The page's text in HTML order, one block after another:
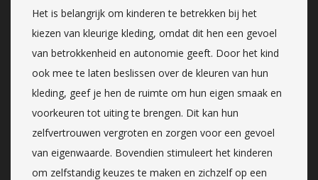
Het is belangrijk om kinderen te betrekken bij het
kiezen van kleurige kleding, omdat dit hen een gevoel
van betrokkenheid en autonomie geeft. Door het kind
ook mee te laten beslissen over de kleuren van hun
kleding, geef je hen de ruimte om hun eigen smaak en
voorkeuren tot uiting te brengen. Dit kan hun
zelfvertrouwen vergroten en zorgen voor een gevoel
van eigenwaarde. Bovendien stimuleert het kinderen
om zelfstandig keuzes te maken en zichzelf op een